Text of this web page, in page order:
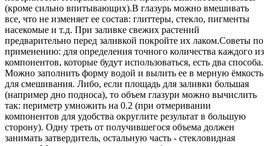
(кроме сильно впитывающих).В глазурь можно вмешивать
все, что не изменяет ее состав: глиттеры, стекло, пигменты
насекомые и т.д. При заливке свежих растений
предварительно перед заливкой покройте их лаком.Советы по
применению: для определения точного количества каждого из
компонентов, которые будут использоваться, есть два способа.
Можно заполнить форму водой и вылить ее в мерную ёмкость
для смешивания. Либо, если площадь для заливки большая
(например дно подноса), то объем глазури можно вычислить
так: периметр умножить на 0.2 (при отмеривании
компонентов для удобства округлите результат в большую
сторону). Одну треть от получившегося объема должен
занимать затвердитель, остальную часть - стекловидная